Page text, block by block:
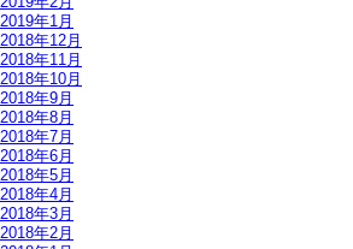
2019年1月
2018年12月
2018年11月
2018年10月
2018年9月
2018年8月
2018年7月
2018年6月
2018年5月
2018年4月
2018年3月
2018年2月